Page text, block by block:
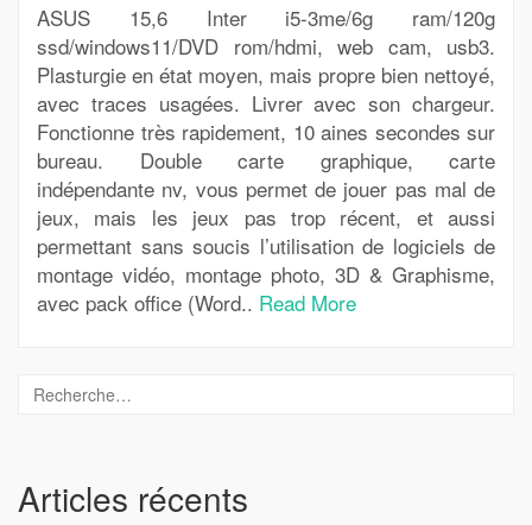
ASUS 15,6 Inter i5-3me/6g ram/120g
ssd/windows11/DVD rom/hdmi, web cam, usb3.
Plasturgie en état moyen, mais propre bien nettoyé,
avec traces usagées. Livrer avec son chargeur.
Fonctionne très rapidement, 10 aines secondes sur
bureau. Double carte graphique, carte
indépendante nv, vous permet de jouer pas mal de
jeux, mais les jeux pas trop récent, et aussi
permettant sans soucis l’utilisation de logiciels de
montage vidéo, montage photo, 3D & Graphisme,
avec pack office (Word.. Read More
Articles récents